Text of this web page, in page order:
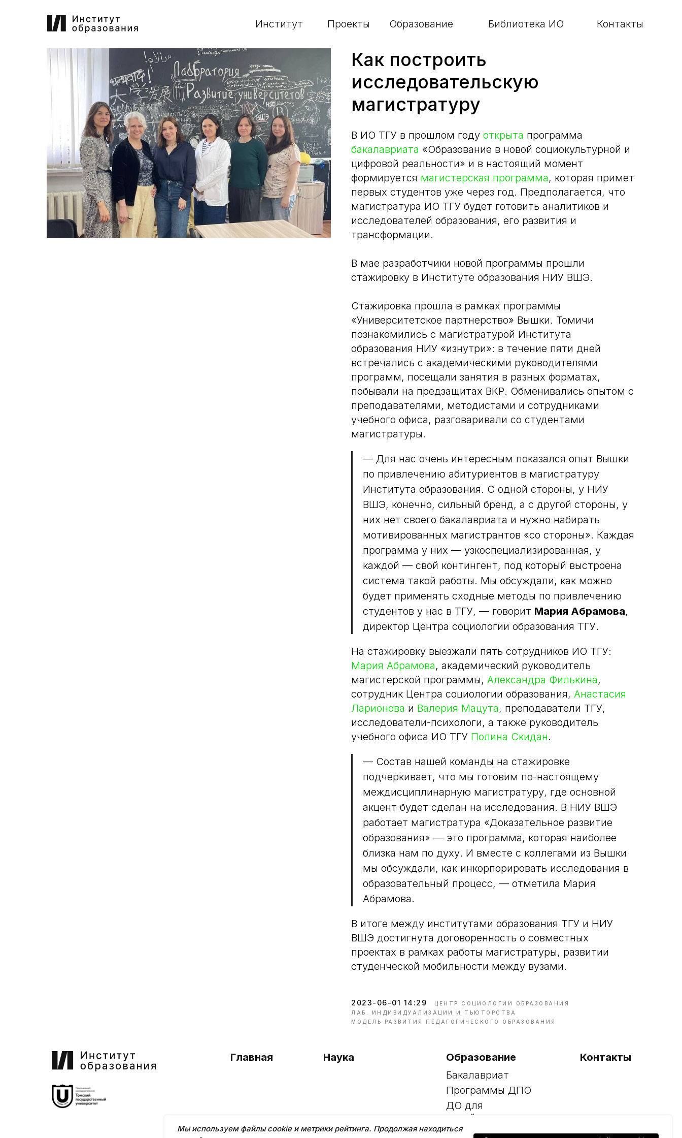
Институт Проекты Образование Контакты
Библиотека ИО
Мы используем файлы cookie и метрики рейтинга. Продолжая находиться
Как построить
исследовательскую
магистратуру
В ИО ТГУ в прошлом году открыта программа
бакалавриата «Образование в новой социокультурной и
цифровой реальности» и в настоящий момент
формируется магистерская программа, которая примет
первых студентов уже через год. Предполагается, что
магистратура ИО ТГУ будет готовить аналитиков и
исследователей образования, его развития и
трансформации.
В мае разработчики новой программы прошли
стажировку в Институте образования НИУ ВШЭ.
Стажировка прошла в рамках программы
«Университетское партнерство» Вышки. Томичи
познакомились с магистратурой Института
образования НИУ «изнутри»: в течение пяти дней
встречались с академическими руководителями
программ, посещали занятия в разных форматах,
побывали на предзащитах ВКР. Обменивались опытом с
преподавателями, методистами и сотрудниками
учебного офиса, разговаривали со студентами
магистратуры.
— Для нас очень интересным показался опыт Вышки
по привлечению абитуриентов в магистратуру
Института образования. С одной стороны, у НИУ
ВШЭ, конечно, сильный бренд, а с другой стороны, у
них нет своего бакалавриата и нужно набирать
мотивированных магистрантов «со стороны». Каждая
программа у них — узкоспециализированная, у
каждой — свой контингент, под который выстроена
система такой работы. Мы обсуждали, как можно
будет применять сходные методы по привлечению
студентов у нас в ТГУ, — говорит Мария Абрамова,
директор Центра социологии образования ТГУ.
На стажировку выезжали пять сотрудников ИО ТГУ:
Мария Абрамова, академический руководитель
магистерской программы, Александра Филькина,
сотрудник Центра социологии образования, Анастасия
Ларионова и Валерия Мацута, преподаватели ТГУ,
исследователи-психологи, а также руководитель
учебного офиса ИО ТГУ Полина Скидан.
— Состав нашей команды на стажировке
подчеркивает, что мы готовим по-настоящему
междисциплинарную магистратуру, где основной
акцент будет сделан на исследования. В НИУ ВШЭ
работает магистратура «Доказательное развитие
образования» — это программа, которая наиболее
близка нам по духу. И вместе с коллегами из Вышки
мы обсуждали, как инкорпорировать исследования в
образовательный процесс, — отметила Мария
Абрамова.
В итоге между институтами образования ТГУ и НИУ
ВШЭ достигнута договоренность о совместных
проектах в рамках работы магистратуры, развитии
студенческой мобильности между вузами.
2023-06-01 14:29
ЦЕНТР СОЦИОЛОГИИ ОБРАЗОВАНИЯ
ЛАБ. ИНДИВИДУАЛИЗАЦИИ И ТЬЮТОРСТВА
МОДЕЛЬ РАЗВИТИЯ ПЕДАГОГИЧЕСКОГО ОБРАЗОВАНИЯ
Бакалавриат
Программы ДПО
ДО для
детей
Наука Образование Контакты
Главная